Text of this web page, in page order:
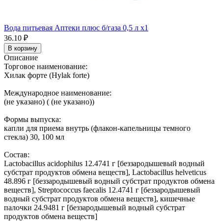
Вода питьевая Аптеки плюс б/газа 0,5 л x1
36.10 ₽
В корзину
Описание
Торговое наименование:
Хилак форте (Hylak forte)
Международное наименование:
(не указано) ( (не указано))
Формы выпуска:
капли для приема внутрь (флакон-капельницы темного
стекла) 30, 100 мл
Состав:
Lactobacillus acidophilus 12.4741 г [беззародышевый водный
субстрат продуктов обмена веществ], Lactobacillus helveticus
48.896 г [беззародышевый водный субстрат продуктов обмена
веществ], Streptococcus faecalis 12.4741 г [беззародышевый
водный субстрат продуктов обмена веществ], кишечные
палочки 24.9481 г [беззародышевый водный субстрат
продуктов обмена веществ]